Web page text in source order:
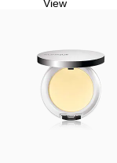
View